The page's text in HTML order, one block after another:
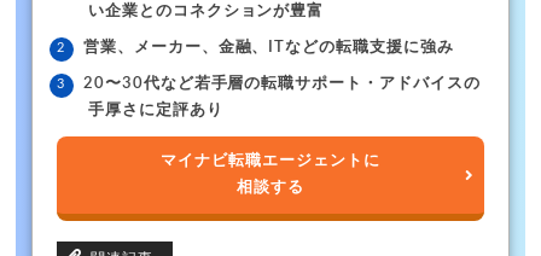
い企業とのコネクションが豊富
営業、メーカー、金融、ITなどの転職支援に強み
20〜30代など若手層の転職サポート・アドバイスの
手厚さに定評あり
マイナビ転職エージェントに
相談する